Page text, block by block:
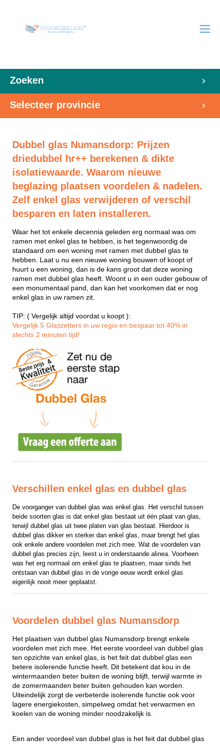
Zoeken
Selecteer provincie
Dubbel glas Numansdorp: Prijzen
driedubbel hr++ berekenen & dikte
isolatiewaarde. Waarom nieuwe
beglazing plaatsen voordelen & nadelen.
Zelf enkel glas verwijderen of verschil
besparen en laten installeren.
Waar het tot enkele decennia geleden erg normaal was om
ramen met enkel glas te hebben, is het tegenwoordig de
standaard om een woning met ramen met dubbel glas te
hebben. Laat u nu een nieuwe woning bouwen of koopt of
huurt u een woning, dan is de kans groot dat deze woning
ramen met dubbel glas heeft. Woont u in een ouder gebouw of
een monumentaal pand, dan kan het voorkomen dat er nog
enkel glas in uw ramen zit.
TIP: ( Vergelijk altijd voordat u koopt ):
Vergelijk 5 Glaszetters in uw regio en bespaar tot 40% in
slechts 2 minuten tijd!
Verschillen enkel glas en dubbel glas
De voorganger van dubbel glas was enkel glas. Het verschil tussen
beide soorten glas is dat enkel glas bestaat uit één plaat van glas,
terwijl dubbel glas uit twee platen van glas bestaat. Hierdoor is
dubbel glas dikker en sterker dan enkel glas, maar brengt het glas
ook enkele andere voordelen met zich mee. Wat de voordelen van
dubbel glas precies zijn, leest u in onderstaande alinea. Voorheen
was het erg normaal om enkel glas te plaatsen, maar sinds het
ontstaan van dubbel glas in de vorige eeuw wordt enkel glas
eigenlijk nooit meer geplaatst.
Voordelen dubbel glas Numansdorp
Het plaatsen van dubbel glas Numansdorp brengt enkele
voordelen met zich mee. Het eerste voordeel van dubbel glas
ten opzichte van enkel glas, is het feit dat dubbel glas een
betere isolerende functie heeft. Dit betekent dat kou in de
wintermaanden beter buiten de woning blijft, terwijl warmte in
de zomermaanden beter buiten gehouden kan worden.
Uiteindelijk zorgt de verbeterde isolerende functie ook voor
lagere energiekosten, simpelweg omdat het verwarmen en
koelen van de woning minder noodzakelijk is.
Een ander voordeel van dubbel glas is het feit dat dubbel glas